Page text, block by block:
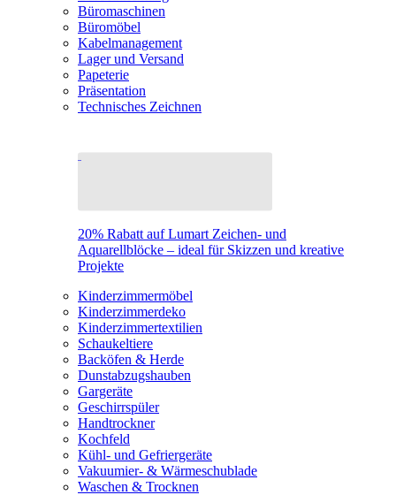
Büromaschinen
Büromöbel
Kabelmanagement
Lager und Versand
Papeterie
Präsentation
Technisches Zeichnen
20% Rabatt auf Lumart Zeichen- und
Aquarellblöcke – ideal für Skizzen und kreative
Projekte
Kinderzimmermöbel
Kinderzimmerdeko
Kinderzimmertextilien
Schaukeltiere
Backöfen & Herde
Dunstabzugshauben
Gargeräte
Geschirrspüler
Handtrockner
Kochfeld
Kühl- und Gefriergeräte
Vakuumier- & Wärmeschublade
Waschen & Trocknen